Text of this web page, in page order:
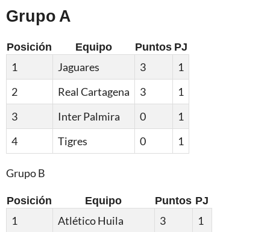
Grupo A
Posición Equipo Puntos PJ
1
Jaguares 3
1
2
Real Cartagena 3
1
3
Inter Palmira 0
1
4
Tigres 0 1
Grupo B
Posición Equipo Puntos PJ
1
Atlético Huila 3 1